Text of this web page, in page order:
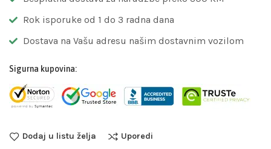
Rok isporuke od 1 do 3 radna dana
Dostava na Vašu adresu našim dostavnim vozilom
Sigurna kupovina:
Dodaj u listu želja Uporedi